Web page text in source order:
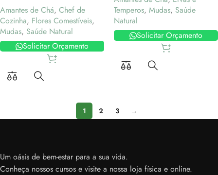
Amantes de Chá, Chef de
Cozinha, Flores Comestíveis,
Mudas, Saúde Natural
Solicitar Orçamento
Temperos, Mudas, Saúde
Natural
Solicitar Orçamento
1 2 3 →
Um oásis de bem-estar para a sua vida.
Conheça nossos cursos e visite a nossa loja física e online.